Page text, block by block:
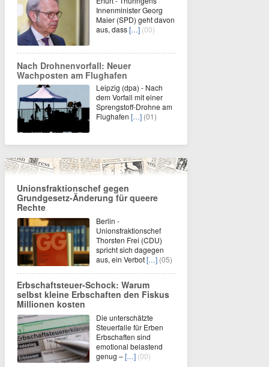
Innenminister Georg
Maier (SPD) geht davon
aus, dass[…] (00)
Nach Drohnenvorfall: Neuer
Wachposten am Flughafen
Leipzig (dpa) - Nach
dem Vorfall mit einer
Sprengstoff-Drohne am
Flughafen […] (01)
Unionsfraktionschef gegen
Grundgesetz-Änderung für queere
Rechte
Berlin -
Unionsfraktionschef
Thorsten Frei (CDU)
spricht sich dagegen
aus, ein Verbot[…] (05)
Erbschaftsteuer-Schock: Warum
selbst kleine Erbschaften den Fiskus
Millionen kosten
Die unterschätzte
Steuerfalle für Erben
Erbschaften sind
emotional belastend
genug –[…] (00)